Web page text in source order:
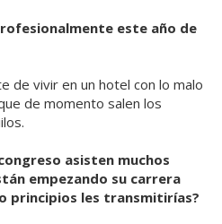
este año de
de vivir en un hotel con lo malo
de momento salen los
asisten muchos
empezando su carrera
principios les transmitirías?